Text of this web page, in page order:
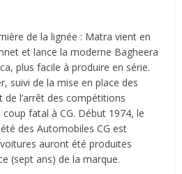
de la lignée : Matra vient en
et lance la moderne Bagheera
plus facile à produire en série.
suivi de la mise en place des
l’arrêt des compétitions
fatal à CG. Début 1974, le
des Automobiles CG est
auront été produites
(sept ans) de la marque.